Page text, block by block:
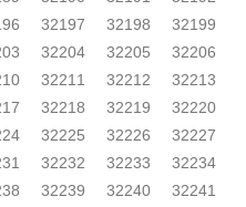
32197 32198
32199
32204 32205
32206
32211 32212
32213
32218 32219
32220
32225 32226
32227
32232 32233
32234
32239 32240
32241